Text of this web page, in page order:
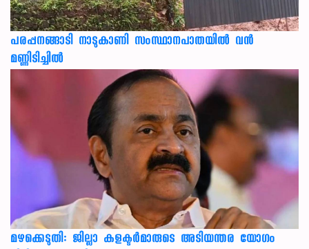
പരപ്പനങ്ങാടി നാടുകാണി സംസ്ഥാനപാതയില്‍ വന്‍
മണ്ണിടിച്ചില്‍
മഴക്കെടുതി: ജില്ലാ കളക്ടർമാരുടെ അടിയന്തര യോഗം